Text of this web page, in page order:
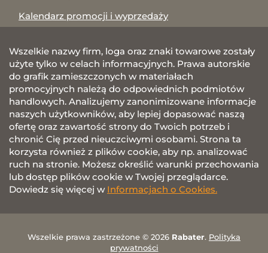
Kalendarz promocji i wyprzedaży
Wszelkie nazwy firm, loga oraz znaki towarowe zostały
użyte tylko w celach informacyjnych. Prawa autorskie
do grafik zamieszczonych w materiałach
promocyjnych należą do odpowiednich podmiotów
handlowych. Analizujemy zanonimizowane informacje
naszych użytkowników, aby lepiej dopasować naszą
ofertę oraz zawartość strony do Twoich potrzeb i
chronić Cię przed nieuczciwymi osobami. Strona ta
korzysta również z plików cookie, aby np. analizować
ruch na stronie. Możesz określić warunki przechowania
lub dostęp plików cookie w Twojej przeglądarce.
Dowiedz się więcej w Informacjach o Cookies.
Wszelkie prawa zastrzeżone © 2026 Rabater. Polityka
prywatności